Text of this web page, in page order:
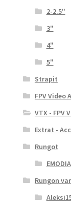
2-2.5"
3"
4"
5"
Strapit
FPV Video
VTX - FPV
Extrat -
Rungot
EMODIA
Rungon